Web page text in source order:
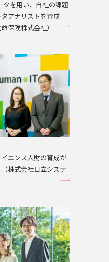
タを用い、自社の課題
アナリストを育成
保険株式会社）
エンス人財の育成が
株式会社日立システ